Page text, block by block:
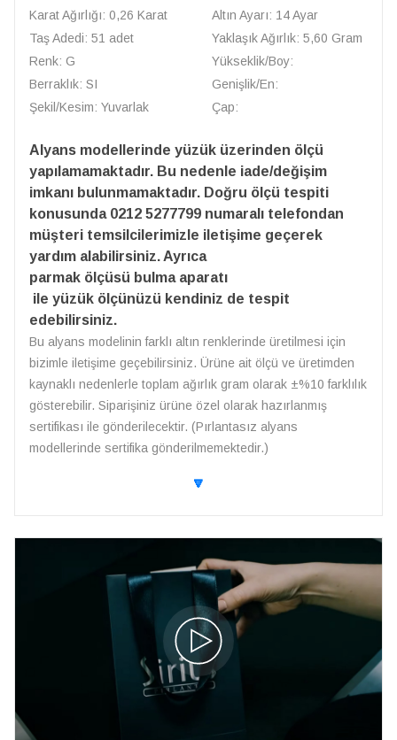
Karat Ağırlığı: 0,26 Karat
Taş Adedi: 51 adet
Renk: G
Berraklık: SI
Şekil/Kesim: Yuvarlak
Altın Ayarı: 14 Ayar
Yaklaşık Ağırlık: 5,60 Gram
Yükseklik/Boy:
Genişlik/En:
Çap:
Alyans modellerinde yüzük üzerinden ölçü
yapılamamaktadır. Bu nedenle iade/değişim
imkanı bulunmamaktadır. Doğru ölçü tespiti
konusunda 0212 5277799 numaralı telefondan
müşteri temsilcilerimizle iletişime geçerek
yardım alabilirsiniz. Ayrıca
parmak ölçüsü bulma aparatı
ile yüzük ölçünüzü kendiniz de tespit
edebilirsiniz.
Bu alyans modelinin farklı altın renklerinde üretilmesi için
bizimle iletişime geçebilirsiniz. Ürüne ait ölçü ve üretimden
kaynaklı nedenlerle toplam ağırlık gram olarak ±%10 farklılık
gösterebilir. Siparişiniz ürüne özel olarak hazırlanmış
sertifikası ile gönderilecektir. (Pırlantasız alyans
modellerinde sertifika gönderilmemektedir.)
🔽